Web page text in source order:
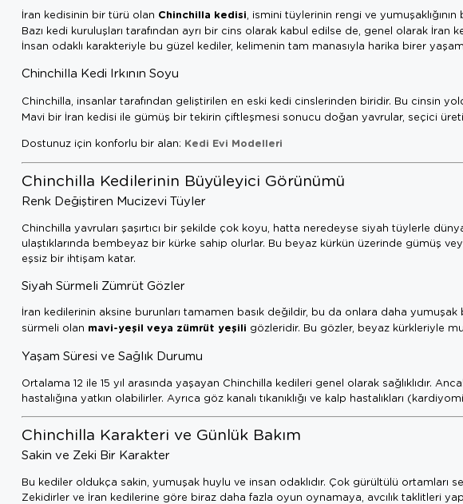
İran kedisinin bir türü olan Chinchilla kedisi, ismini tüylerinin rengi ve
Bazı kedi kuruluşları tarafından ayrı bir cins olarak kabul edilse de, genel olarak
İnsan odaklı karakteriyle bu güzel kediler, kelimenin tam manasıyla harika birer
Chinchilla Kedi Irkının Soyu
Chinchilla, insanlar tarafından geliştirilen en eski kedi cinslerinden biridir. Bu cinsin
Mavi bir İran kedisi ile gümüş bir tekirin çiftleşmesi sonucu doğan yavrular, seçici
Dostunuz için konforlu bir alan: Kedi Evi Modelleri
Chinchilla Kedilerinin Büyüleyici Görünümü
Renk Değiştiren Mucizevi Tüyler
Chinchilla yavruları şaşırtıcı bir şekilde çok koyu, hatta neredeyse siyah tüylerle
ulaştıklarında bembeyaz bir kürke sahip olurlar. Bu beyaz kürkün üzerinde gümüş
eşsiz bir ihtişam katar.
Siyah Sürmeli Zümrüt Gözler
İran kedilerinin aksine burunları tamamen basık değildir, bu da onlara daha
sürmeli olan mavi-yeşil veya zümrüt yeşili gözleridir. Bu gözler, beyaz kürkleriyle
Yaşam Süresi ve Sağlık Durumu
Ortalama 12 ile 15 yıl arasında yaşayan Chinchilla kedileri genel olarak sağlıklıdır.
hastalığına yatkın olabilirler. Ayrıca göz kanalı tıkanıklığı ve kalp hastalıkları
Chinchilla Karakteri ve Günlük Bakım
Sakin ve Zeki Bir Karakter
Bu kediler oldukça sakin, yumuşak huylu ve insan odaklıdır. Çok gürültülü ortamları
Zekidirler ve İran kedilerine göre biraz daha fazla oyun oynamaya, avcılık taklitleri